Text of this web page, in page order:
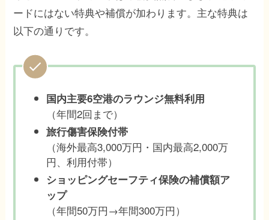
ードにはない特典や補償が加わります。主な特典は
以下の通りです。
国内主要6空港のラウンジ無料利用
（年間2回まで）
旅行傷害保険付帯
（海外最高3,000万円・国内最高2,000万
円、利用付帯）
ショッピングセーフティ保険の補償額ア
ップ
（年間50万円→年間300万円）